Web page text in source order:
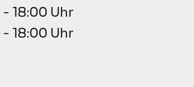
- 18:00 Uhr
- 18:00 Uhr